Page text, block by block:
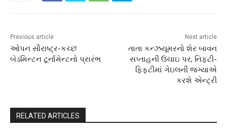
Previous article
ઓપન સૌરાષ્ટ્ર-કચ્છ
બેડમિન્ટન ટૂર્નામેન્ટનો પ્રારંભ
Next article
તાતા કન્ઝયૂમરનો શેર બાવન
સપ્તાહની ઉંચાઇ પર, નિફટી-
ફિફટીમાં ગેઇલની જગ્યાએ
કરશે એન્ટ્રી
RELATED ARTICLES